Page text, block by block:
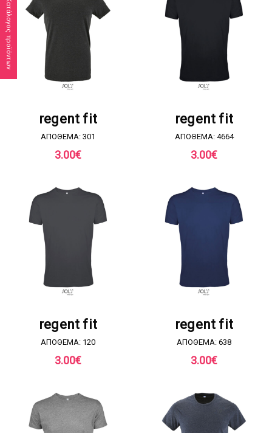
Κατάλογος προϊόντων
regent fit
ΑΠΟΘΕΜΑ: 301
3.00€
regent fit
ΑΠΟΘΕΜΑ: 4664
3.00€
regent fit
ΑΠΟΘΕΜΑ: 120
3.00€
regent fit
ΑΠΟΘΕΜΑ: 638
3.00€